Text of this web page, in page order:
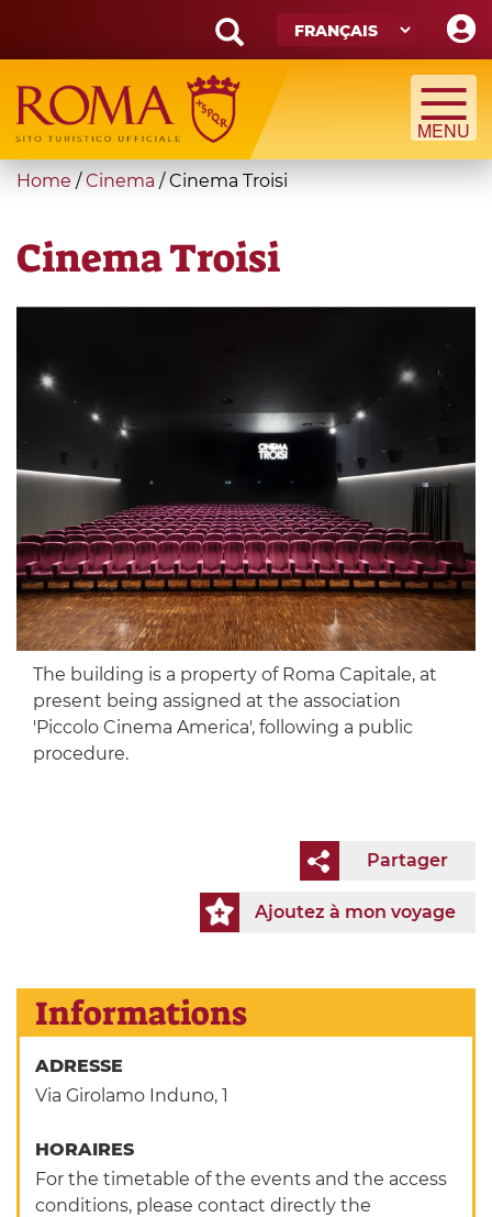
main
content
Search
form
Recherche
You
here
Home / Cinema /Cinema Troisi
Cinema Troisi
The building is a property of Roma Capitale, at
present being assigned at the association
'Piccolo Cinema America', following a public
procedure.
Partager
Ajoutez à mon voyage
Informations
ADRESSE
Via Girolamo Induno, 1
HORAIRES
For the timetable of the events and the access
conditions, please contact directly the